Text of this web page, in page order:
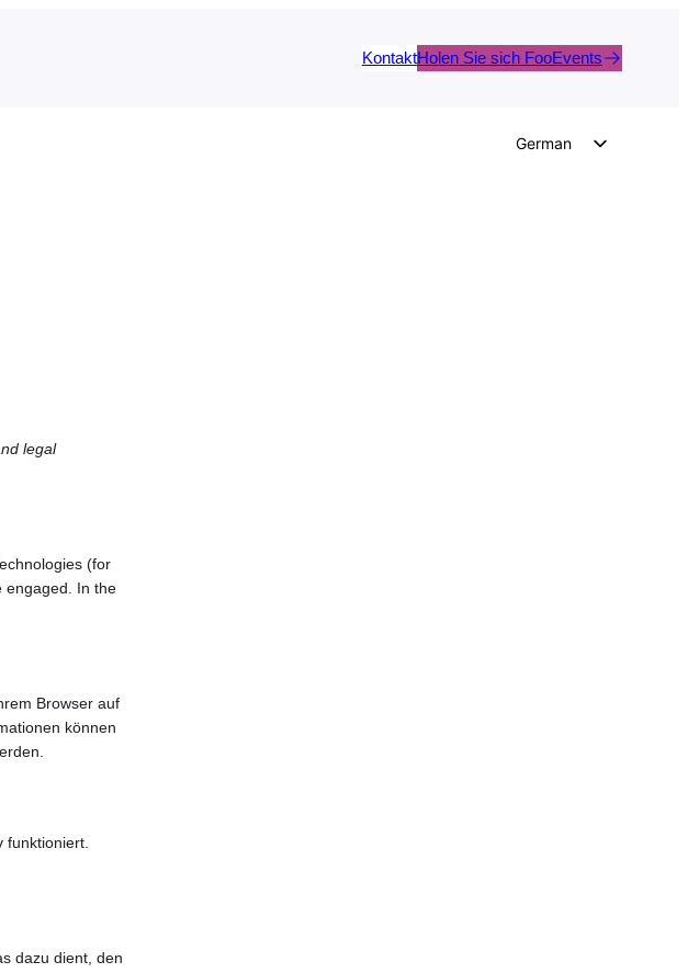
KontaktHolen Sie sich FooEvents
German
legal
(for
engaged. In the
Browser auf
können
funktioniert.
dazu dient, den